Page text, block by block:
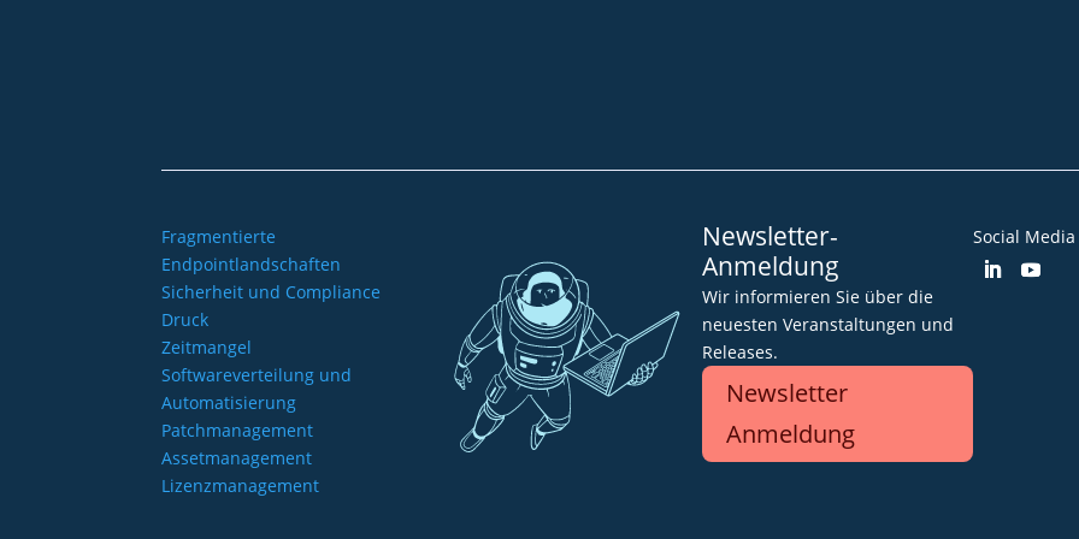
Fragmentierte
Endpointlandschaften
Sicherheit und Compliance
Druck
Zeitmangel
Softwareverteilung und
Automatisierung
Patchmanagement
Assetmanagement
Lizenzmanagement
Newsletter-
Anmeldung
Wir informieren Sie über die
neuesten Veranstaltungen und
Releases.
Newsletter
Anmeldung
Social Media